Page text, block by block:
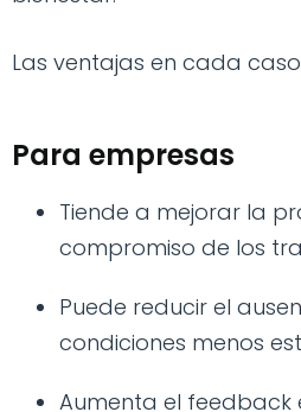
Las ventajas en cada
Para empresas
Tiende a mejorar la
compromiso de los
Puede reducir el
condiciones menos
Aumenta el feedback